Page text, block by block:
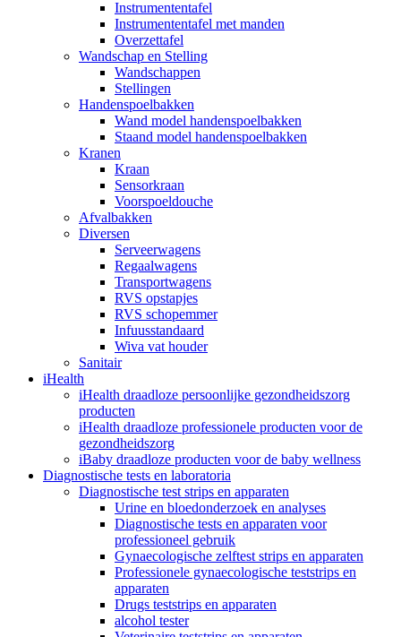
Instrumententafel
Instrumententafel met manden
Overzettafel
Wandschap en Stelling
Wandschappen
Stellingen
Handenspoelbakken
Wand model handenspoelbakken
Staand model handenspoelbakken
Kranen
Kraan
Sensorkraan
Voorspoeldouche
Afvalbakken
Diversen
Serveerwagens
Regaalwagens
Transportwagens
RVS opstapjes
RVS schopemmer
Infuusstandaard
Wiva vat houder
Sanitair
iHealth
iHealth draadloze persoonlijke gezondheidszorg
producten
iHealth draadloze professionele producten voor de
gezondheidszorg
iBaby draadloze producten voor de baby wellness
Diagnostische tests en laboratoria
Diagnostische test strips en apparaten
Urine en bloedonderzoek en analyses
Diagnostische tests en apparaten voor
professioneel gebruik
Gynaecologische zelftest strips en apparaten
Professionele gynaecologische teststrips en
apparaten
Drugs teststrips en apparaten
alcohol tester